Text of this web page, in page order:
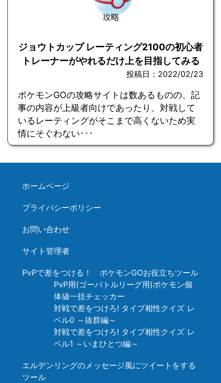
ジョウトカップ レーティング2100の初心者
トレーナーがやれるだけ上を目指してみる
投稿日：2022/02/23
ポケモンGOの攻略サイトは数あるものの、記
事の内容が上級者向けであったり、対戦して
いるレーティングがそこまで高くないため実
情にそぐわない･･･
ホームページ
プライバシーポリシー
お問い合わせ
サイト管理者
PvPで差をつける！ ポケモンGOお役立ちツール
PvP用(ゴーバトルリーグ用)ポケモン個
体値一括チェッカー
対戦で差をつけろ! タイプ相性クイズ レ
ベル0 ～抜群編～
対戦で差をつけろ! タイプ相性クイズ レ
ベル1 ～いまひとつ編～
エルデンリングのメッセージ風にツイートをする
ツール